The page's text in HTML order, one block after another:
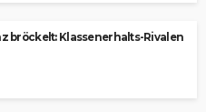
bröckelt: Klassenerhalts-Rivalen